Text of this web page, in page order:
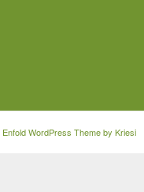
Enfold WordPress Theme by Kriesi